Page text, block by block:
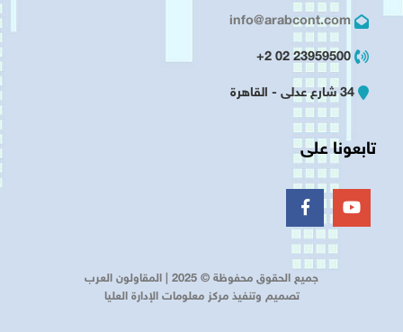
info@arabcont.com
23959500 02 2+
34 شارع عدلى - القاهرة
تابعونا على
جميع الحقوق محفوظة © 2025 | المقاولون العرب
تصميم وتنفيذ مركز معلومات الإدارة العليا